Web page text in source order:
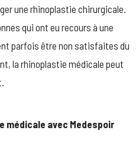
une rhinoplastie chirurgicale.
qui ont eu recours à une
parfois être non satisfaites du
la rhinoplastie médicale peut
médicale avec Medespoir